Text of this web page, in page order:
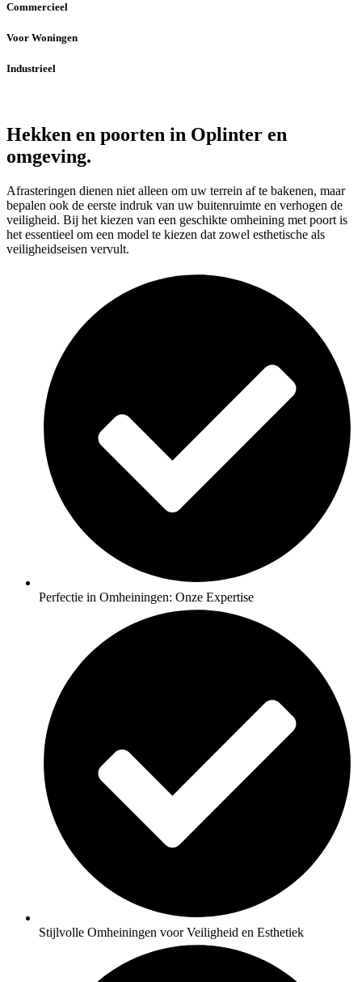
Commercieel
Voor Woningen
Industrieel
Hekken en poorten in Oplinter en
omgeving.
Afrasteringen dienen niet alleen om uw terrein af te bakenen, maar
bepalen ook de eerste indruk van uw buitenruimte en verhogen de
veiligheid. Bij het kiezen van een geschikte omheining met poort is
het essentieel om een model te kiezen dat zowel esthetische als
veiligheidseisen vervult.
Perfectie in Omheiningen: Onze Expertise
Stijlvolle Omheiningen voor Veiligheid en Esthetiek